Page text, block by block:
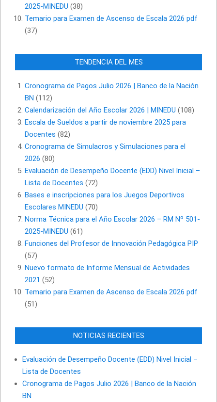
2025-MINEDU (38)
Temario para Examen de Ascenso de Escala 2026 pdf
(37)
TENDENCIA DEL MES
Cronograma de Pagos Julio 2026 | Banco de la Nación
BN (112)
Calendarización del Año Escolar 2026 | MINEDU (108)
Escala de Sueldos a partir de noviembre 2025 para
Docentes (82)
Cronograma de Simulacros y Simulaciones para el
2026 (80)
Evaluación de Desempeño Docente (EDD) Nivel Inicial –
Lista de Docentes (72)
Bases e inscripciones para los Juegos Deportivos
Escolares MINEDU (70)
Norma Técnica para el Año Escolar 2026 – RM Nº 501-
2025-MINEDU (61)
Funciones del Profesor de Innovación Pedagógica PIP
(57)
Nuevo formato de Informe Mensual de Actividades
2021 (52)
Temario para Examen de Ascenso de Escala 2026 pdf
(51)
NOTICIAS RECIENTES
Evaluación de Desempeño Docente (EDD) Nivel Inicial –
Lista de Docentes
Cronograma de Pagos Julio 2026 | Banco de la Nación
BN